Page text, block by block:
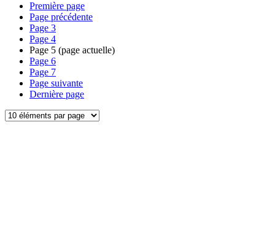
Première page
Page précédente
Page 3
Page 4
Page 5 (page actuelle)
Page 6
Page 7
Page suivante
Dernière page